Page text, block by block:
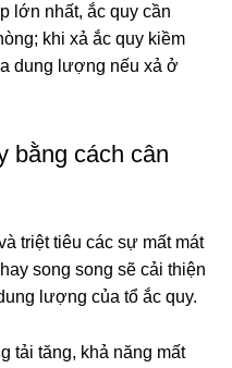
lớn nhất, ắc quy cần
khi xả ắc quy kiềm
dung lượng nếu xả ở
bằng cách cân
triệt tiêu các sự mất mát
song song sẽ cải thiện
lượng của tổ ắc quy.
tải tăng, khả năng mất